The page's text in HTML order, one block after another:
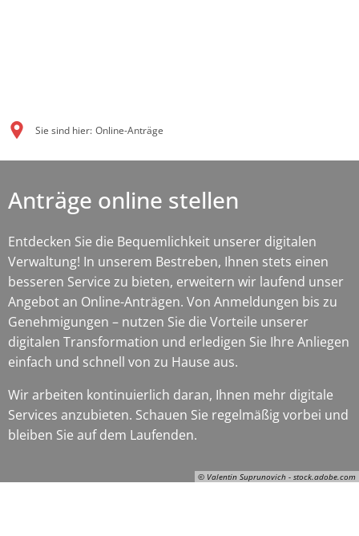
Sie sind hier: Online-Anträge
© Valentin Suprunovich - stock.adobe.com
Anträge online stellen
Entdecken Sie die Bequemlichkeit unserer digitalen
Verwaltung! In unserem Bestreben, Ihnen stets einen
besseren Service zu bieten, erweitern wir laufend unser
Angebot an Online-Anträgen. Von Anmeldungen bis zu
Genehmigungen – nutzen Sie die Vorteile unserer
digitalen Transformation und erledigen Sie Ihre Anliegen
einfach und schnell von zu Hause aus.
Wir arbeiten kontinuierlich daran, Ihnen mehr digitale
Services anzubieten. Schauen Sie regelmäßig vorbei und
bleiben Sie auf dem Laufenden.